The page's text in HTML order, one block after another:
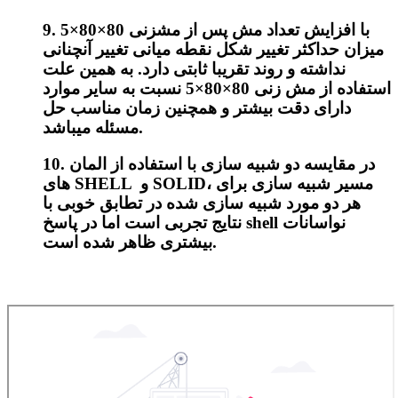
9. با افزایش تعداد مش پس از مش­زنی 80×80×5
میزان حداکثر تغییر شکل نقطه میانی تغییر آنچنانی
نداشته و روند تقریبا ثابتی دارد. به همین علت
استفاده از مش زنی 80×80×5 نسبت به سایر موارد
دارای دقت بیشتر و همچنین زمان مناسب حل
مسئله می­باشد.
10. در مقایسه دو شبیه سازی با استفاده از المان
های SHELL و SOLID، مسیر شبیه سازی برای
هر دو مورد شبیه ­سازی شده در تطابق خوبی با
نتایج تجربی است اما در پاسخ shell نواسانات
بیشتری ظاهر شده است.